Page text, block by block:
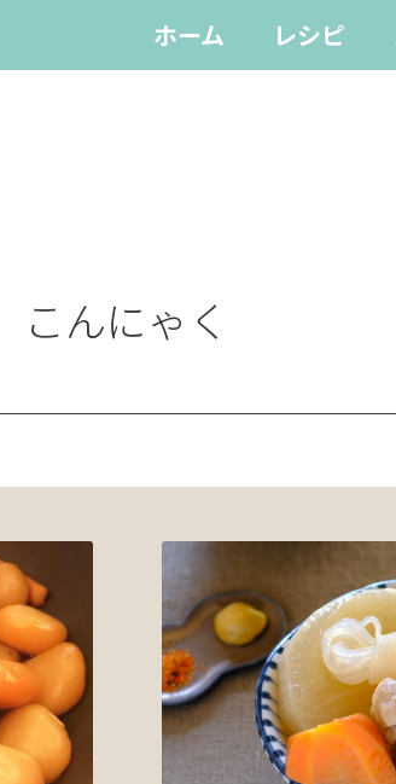
ホーム レシピ
こんにゃく